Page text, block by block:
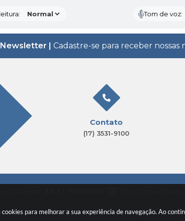
para melhorar a sua experiência de navegação. Ao
Tom de voz:
Newsletter | Cadastre-se para receber nossas
Contato
(17) 3531-9100